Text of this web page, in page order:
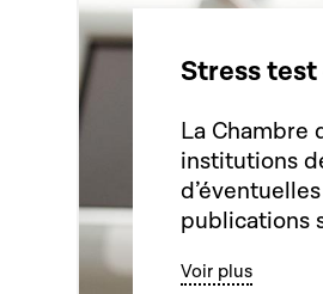
Stress
La Chambre
institutions
publications
Voir plus